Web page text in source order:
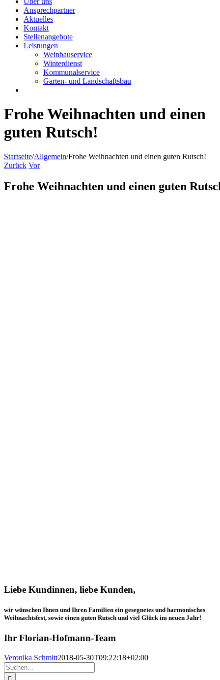
Ansprechpartner
Aktuelles
Kontakt
Stellenangebote
Leistungen
Weinbauservice
Winterdienst
Kommunalservice
Garten- und Landschaftsbau
Frohe Weihnachten und einen
guten Rutsch!
Startseite/Allgemein/Frohe Weihnachten und einen guten Rutsch!
Zurück Vor
Frohe Weihnachten und einen guten
Liebe Kundinnen, liebe Kunden,
wir wünschen Ihnen und Ihren Familien ein gesegnetes und harmonisches
Weihnachtsfest, sowie einen guten Rutsch und viel Glück im neuen Jahr!
Ihr Florian-Hofmann-Team
Veronika Schmitt2018-05-30T09:22:18+02:00
Suche
nach: